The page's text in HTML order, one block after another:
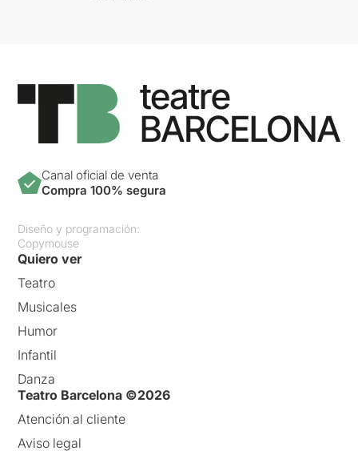
Canal oficial de venta
Compra 100% segura
Diseño y programación:
Copymouse
Quiero ver
Teatro
Musicales
Humor
Infantil
Danza
Teatro Barcelona ©2026
Atención al cliente
Aviso legal